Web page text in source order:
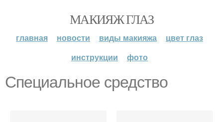
МАКИЯЖ ГЛАЗ
главная новости виды макияжа
цвет глаз
инструкции
фото
Специальное средство